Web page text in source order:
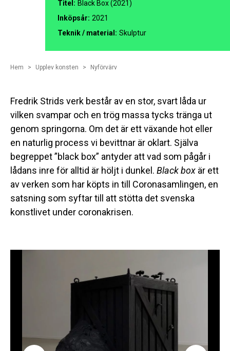
Titel: Black Box (2021)
Inköpsår: 2021
Teknik / material: Skulptur
Hem Upplev konsten Nyförvärv
Fredrik Strids verk består av en stor, svart låda ur
vilken svampar och en trög massa tycks tränga ut
genom springorna. Om det är ett växande hot eller
en naturlig process vi bevittnar är oklart. Själva
begreppet ”black box” antyder att vad som pågår i
lådans inre för alltid är höljt i dunkel. Black box är ett
av verken som har köpts in till Coronasamlingen, en
satsning som syftar till att stötta det svenska
konstlivet under coronakrisen.